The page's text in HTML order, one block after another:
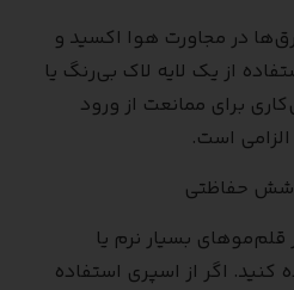
در مجاورت هوا اکسید و
از یک لایه لاک بی‌رنگ یا
برای ممانعت از ورود
است.
حفاظتی
قلم‌موهای بسیار نرم یا
اگر از اسپری استفاده